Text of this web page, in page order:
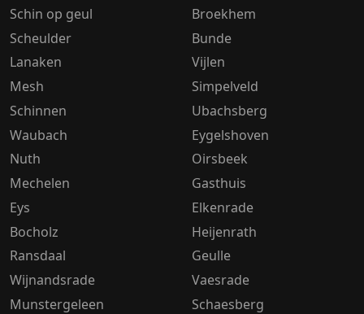
Schin op geul
Scheulder
Lanaken
Mesh
Schinnen
Waubach
Nuth
Mechelen
Eys
Bocholz
Ransdaal
Wijnandsrade
Munstergeleen
Broekhem
Bunde
Vijlen
Simpelveld
Ubachsberg
Eygelshoven
Oirsbeek
Gasthuis
Elkenrade
Heijenrath
Geulle
Vaesrade
Schaesberg